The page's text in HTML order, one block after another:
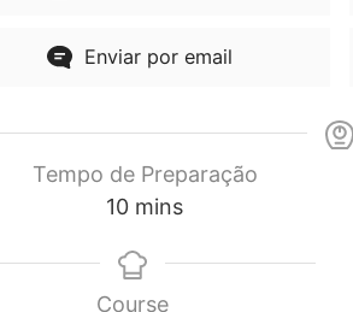
Enviar por email
Tempo de Preparação
10 mins
Course